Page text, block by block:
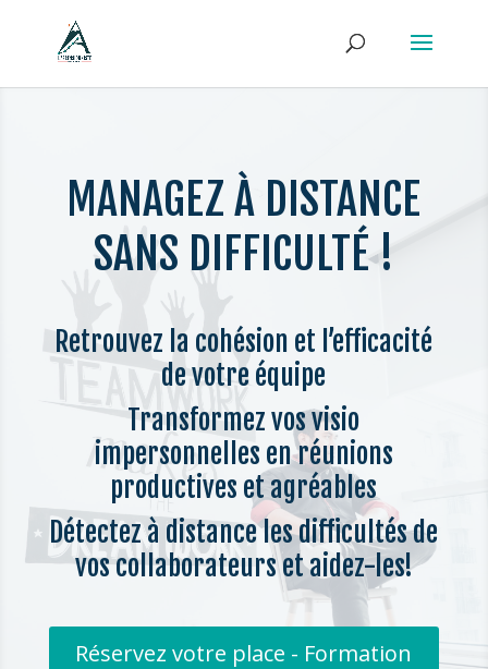
MANAGEZ À DISTANCE
SANS DIFFICULTÉ !
Retrouvez la cohésion et l’efficacité
de votre équipe
Transformez vos visio
impersonnelles en réunions
productives et agréables
Détectez à distance les difficultés de
vos collaborateurs et aidez-les!
Réservez votre place - Formation